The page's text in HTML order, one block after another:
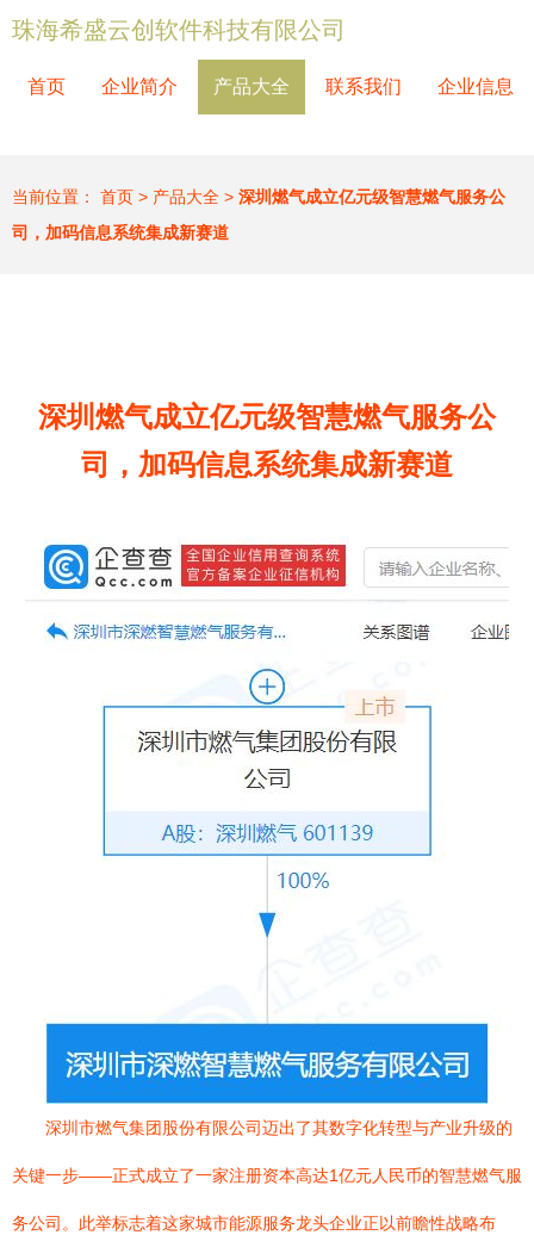
珠海希盛云创软件科技有限公司
首页 企业简介 产品大全 联系我们 企业信息
当前位置： 首页 > 产品大全 > 深圳燃气成立亿元级智慧燃气服务公
司，加码信息系统集成新赛道
深圳燃气成立亿元级智慧燃气服务公
司，加码信息系统集成新赛道
深圳市燃气集团股份有限公司迈出了其数字化转型与产业升级的
关键一步——正式成立了一家注册资本高达1亿元人民币的智慧燃气服
务公司。此举标志着这家城市能源服务龙头企业正以前瞻性战略布